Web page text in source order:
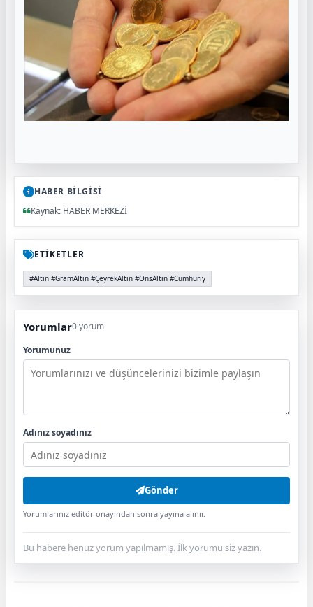
HABER BİLGİSİ
Kaynak: HABER MERKEZİ
ETİKETLER
#Altın #GramAltın #ÇeyrekAltın #OnsAltın #Cumhuriy
Yorumlar0 yorum
Yorumunuz
Adınız soyadınız
Gönder
Yorumlarınız editör onayından sonra yayına alınır.
Bu habere henüz yorum yapılmamış. İlk yorumu siz yazın.